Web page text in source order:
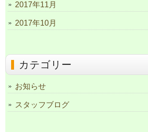
2017年11月
2017年10月
カテゴリー
お知らせ
スタッフブログ